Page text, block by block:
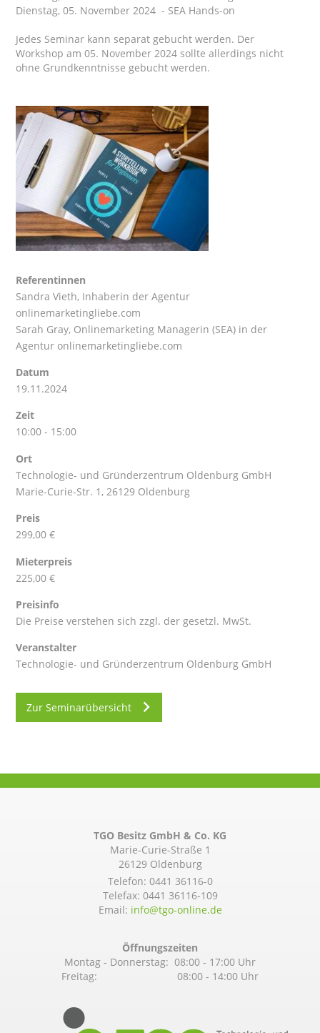
Dienstag, 05. November 2024 - SEA Hands-on
Jedes Seminar kann separat gebucht werden. Der
Workshop am 05. November 2024 sollte allerdings nicht
ohne Grundkenntnisse gebucht werden.
Referentinnen
Sandra Vieth, Inhaberin der Agentur
onlinemarketingliebe.com
Sarah Gray, Onlinemarketing Managerin (SEA) in der
Agentur onlinemarketingliebe.com
Datum
19.11.2024
Zeit
10:00 - 15:00
Ort
Technologie- und Gründerzentrum Oldenburg GmbH
Marie-Curie-Str. 1, 26129 Oldenburg
Preis
299,00 €
Mieterpreis
225,00 €
Preisinfo
Die Preise verstehen sich zzgl. der gesetzl. MwSt.
Veranstalter
Technologie- und Gründerzentrum Oldenburg GmbH
Zur Seminarübersicht
TGO Besitz GmbH & Co. KG
Marie-Curie-Straße 1
26129 Oldenburg
Telefon: 0441 36116-0
Telefax: 0441 36116-109
Email: info@­tgo-online.de
Öffnungszeiten
Montag - Donnerstag: 08:00 - 17:00 Uhr
Freitag: 08:00 - 14:00 Uhr